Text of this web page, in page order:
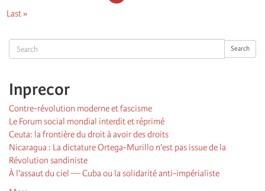
Search Search
Inprecor
Contre-révolution moderne et fascisme
Le Forum social mondial interdit et réprimé
Ceuta: la frontière du droit à avoir des droits
Nicaragua : La dictature Ortega-Murillo n’est pas issue de la
Révolution sandiniste
À l’assaut du ciel — Cuba ou la solidarité anti-impérialiste
courante
Dernière
Last »